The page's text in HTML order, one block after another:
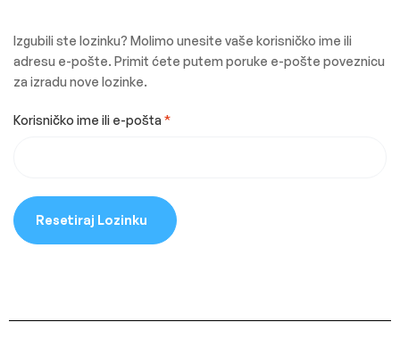
Izgubili ste lozinku? Molimo unesite vaše korisničko ime ili
adresu e-pošte. Primit ćete putem poruke e-pošte poveznicu
za izradu nove lozinke.
Korisničko ime ili e-pošta*
Resetiraj Lozinku